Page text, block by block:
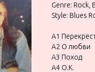
Genre: Rock,
Style: Blues
A1
A2 О любви
A3 Поход
A4 О.К.